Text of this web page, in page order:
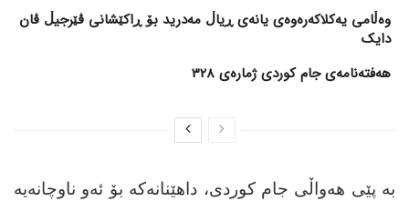
وەڵامی یەکلاکەرەوەی یانەی ڕیاڵ مەدرید بۆ ڕاکێشانی ڤێرجیڵ ڤان
دایک
هەفتەنامەی جام کوردی ژمارەی 328
به‌ پێی هه‌واڵی جام کوردی، داهێنانه‌که‌ بۆ ئه‌و ناوچانه‌یه‌